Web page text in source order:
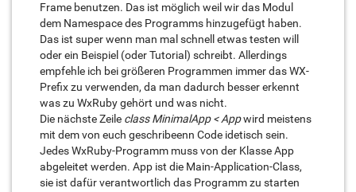
Frame benutzen. Das ist möglich weil wir das Modul
dem Namespace des Programms hinzugefügt haben.
Das ist super wenn man mal schnell etwas testen will
oder ein Beispiel (oder Tutorial) schreibt. Allerdings
empfehle ich bei größeren Programmen immer das WX-
Prefix zu verwenden, da man dadurch besser erkennt
was zu WxRuby gehört und was nicht.
Die nächste Zeile class MinimalApp < Appwird meistens
mit dem von euch geschribeenn Code idetisch sein.
Jedes WxRuby-Programm muss von der Klasse App
abgeleitet werden. App ist die Main-Application-Class,
sie ist dafür verantwortlich das Programm zu starten